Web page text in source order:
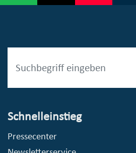
Schnelleinstieg
Pressecenter